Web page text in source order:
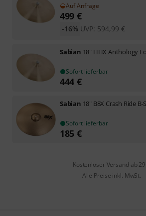
Auf Anfrage
499 €
UVP: 594,99 €
-16%
Sabian 18" HHX Anthology
Sofort lieferbar
444 €
Sabian 18" B8X Crash Ride B-
Sofort lieferbar
185 €
Kostenloser Versand ab
Alle Preise inkl. MwSt.